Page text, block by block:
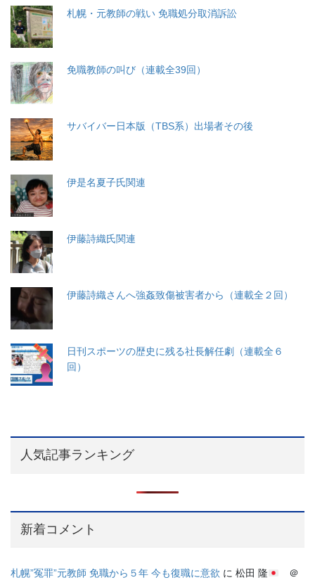
札幌・元教師の戦い 免職処分取消訴訟
免職教師の叫び（連載全39回）
サバイバー日本版（TBS系）出場者その後
伊是名夏子氏関連
伊藤詩織氏関連
伊藤詩織さんへ強姦致傷被害者から（連載全２回）
日刊スポーツの歴史に残る社長解任劇（連載全６
回）
人気記事ランキング
新着コメント
札幌”冤罪”元教師 免職から５年 今も復職に意欲 に 松田 隆
＠